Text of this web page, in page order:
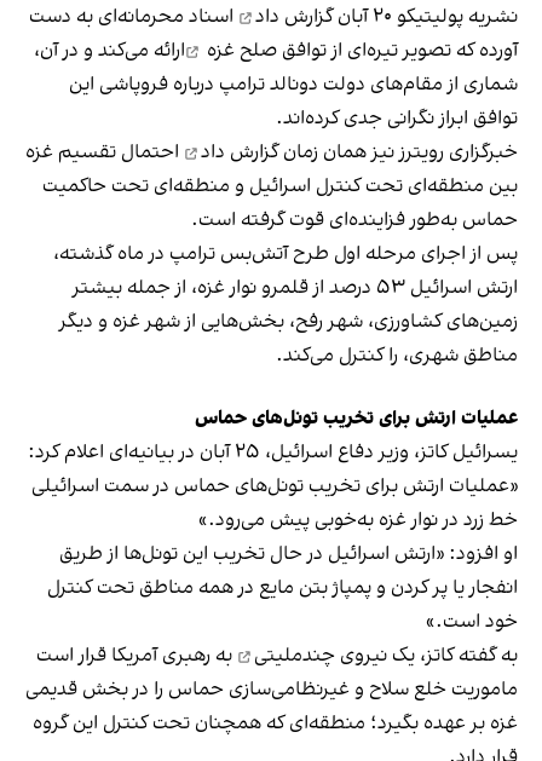
نشریه پولیتیکو ۲۰ آبان
گزارش داد
اسناد محرمانه‌ای به دست
آورده که تصویر تیره‌ای از توافق صلح غزه
ارائه می‌کند و در آن،
شماری از مقام‌های دولت دونالد ترامپ درباره فروپاشی این
توافق ابراز نگرانی جدی کرده‌اند.
خبرگزاری رویترز نیز همان زمانگزارش داد
احتمال تقسیم غزه
بین منطقه‌ای تحت کنترل اسرائیل و منطقه‌ای تحت حاکمیت
حماس به‌طور فزاینده‌ای قوت گرفته است.
پس از اجرای مرحله اول طرح آتش‌بس ترامپ در ماه گذشته،
ارتش اسرائیل ۵۳ درصد از قلمرو نوار غزه، از جمله بیشتر
زمین‌های کشاورزی، شهر رفح، بخش‌هایی از شهر غزه و دیگر
مناطق شهری، را کنترل می‌کند.
عملیات ارتش برای تخریب تونل‌های حماس
یسرائیل کاتز، وزیر دفاع اسرائیل، ۲۵ آبان در بیانیه‌ای اعلام کرد:
«عملیات ارتش برای تخریب تونل‌های حماس در سمت اسرائیلی
خط زرد در نوار غزه به‌خوبی پیش می‌رود.»
او افزود: «ارتش اسرائیل در حال تخریب این تونل‌ها از طریق
انفجار یا پر کردن و پمپاژ بتن مایع در همه مناطق تحت کنترل
خود است.»
به گفته کاتز، یک نیروی چندملیتی
به رهبری آمریکا قرار است
ماموریت خلع سلاح و غیرنظامی‌سازی حماس را در بخش قدیمی
غزه بر عهده بگیرد؛ منطقه‌ای که همچنان تحت کنترل این گروه